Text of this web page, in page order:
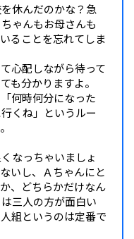
休んだのかな？急
ゃんもお母さんも
ることを忘れてしま
心配しながら待って
も分かりますよ。
何時何分になった
くね」というルー
なっちゃいましょ
いし、Ａちゃんにと
、どちらかだけなん
三人の方が面白い
組というのは定番で